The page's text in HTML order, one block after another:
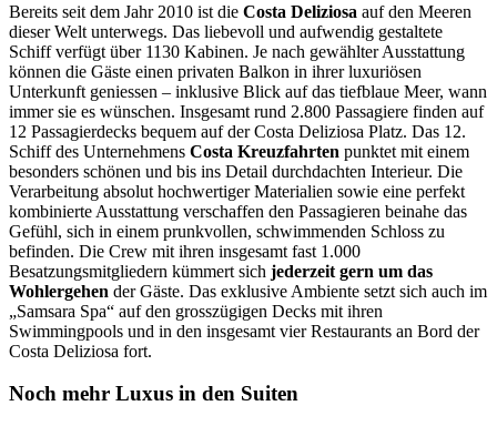
Bereits seit dem Jahr 2010 ist die Costa Deliziosa auf den Meeren
dieser Welt unterwegs. Das liebevoll und aufwendig gestaltete
Schiff verfügt über 1130 Kabinen. Je nach gewählter Ausstattung
können die Gäste einen privaten Balkon in ihrer luxuriösen
Unterkunft geniessen – inklusive Blick auf das tiefblaue Meer, wann
immer sie es wünschen. Insgesamt rund 2.800 Passagiere finden auf
12 Passagierdecks bequem auf der Costa Deliziosa Platz. Das 12.
Schiff des Unternehmens Costa Kreuzfahrten punktet mit einem
besonders schönen und bis ins Detail durchdachten Interieur. Die
Verarbeitung absolut hochwertiger Materialien sowie eine perfekt
kombinierte Ausstattung verschaffen den Passagieren beinahe das
Gefühl, sich in einem prunkvollen, schwimmenden Schloss zu
befinden. Die Crew mit ihren insgesamt fast 1.000
Besatzungsmitgliedern kümmert sich jederzeit gern um das
Wohlergehen der Gäste. Das exklusive Ambiente setzt sich auch im
„Samsara Spa“ auf den grosszügigen Decks mit ihren
Swimmingpools und in den insgesamt vier Restaurants an Bord der
Costa Deliziosa fort.
Noch mehr Luxus in den Suiten